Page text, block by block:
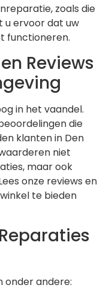
zoals die
u ervoor dat uw
functioneren.
Reviews
in het vaandel.
die
klanten in Den
niet
maar ook
onze reviews en
te bieden
andere: